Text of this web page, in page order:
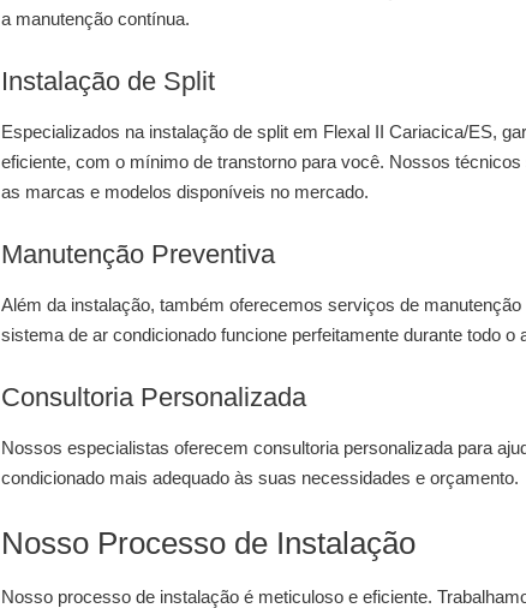
a manutenção contínua.
Instalação de Split
Especializados na instalação de split em Flexal II Cariacica/ES,
eficiente, com o mínimo de transtorno para você. Nossos
as marcas e modelos disponíveis no mercado.
Manutenção Preventiva
Além da instalação, também oferecemos serviços de
sistema de ar condicionado funcione perfeitamente durante todo o
Consultoria Personalizada
Nossos especialistas oferecem consultoria personalizada para
condicionado mais adequado às suas necessidades e orçamento.
Nosso Processo de Instalação
Nosso processo de instalação é meticuloso e eficiente.